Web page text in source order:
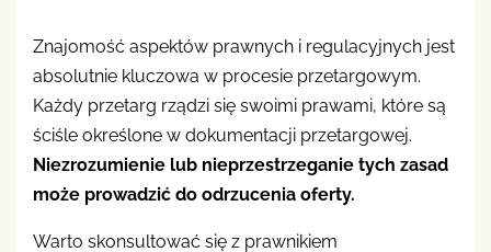
Znajomość aspektów prawnych i regulacyjnych jest
absolutnie kluczowa w procesie przetargowym.
Każdy przetarg rządzi się swoimi prawami, które są
ściśle określone w dokumentacji przetargowej.
Niezrozumienie lub nieprzestrzeganie tych zasad
może prowadzić do odrzucenia oferty.
Warto skonsultować się z prawnikiem